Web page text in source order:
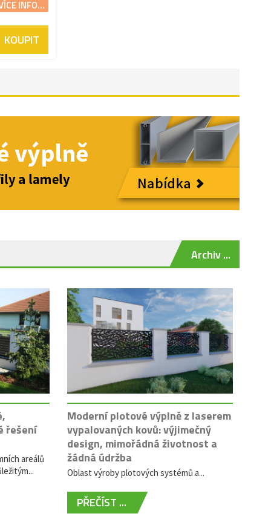
INFO...
KOUPIT
řešení
areálů
Moderní plotové výplně z laserem
vypalovaných kovů: výjimečný
design, mimořádná životnost a
žádná údržba
Oblast výroby plotových systémů a...
PŘEČÍST ...
Archiv ...